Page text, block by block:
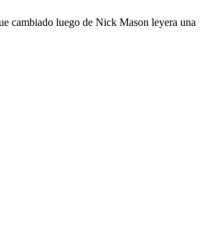
cambiado luego de Nick Mason leyera una